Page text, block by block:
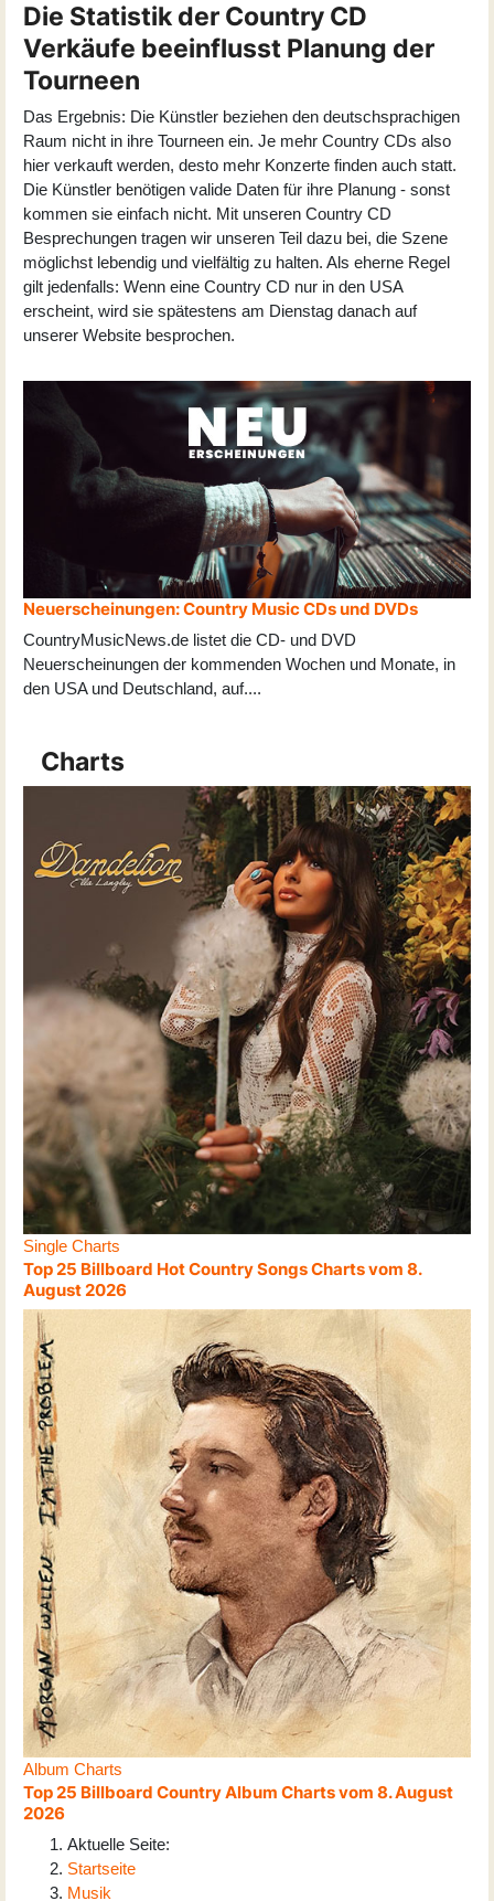
Die Statistik der Country CD
Verkäufe beeinflusst Planung der
Tourneen
Das Ergebnis: Die Künstler beziehen den deutschsprachigen
Raum nicht in ihre Tourneen ein. Je mehr Country CDs also
hier verkauft werden, desto mehr Konzerte finden auch statt.
Die Künstler benötigen valide Daten für ihre Planung - sonst
kommen sie einfach nicht. Mit unseren Country CD
Besprechungen tragen wir unseren Teil dazu bei, die Szene
möglichst lebendig und vielfältig zu halten. Als eherne Regel
gilt jedenfalls: Wenn eine Country CD nur in den USA
erscheint, wird sie spätestens am Dienstag danach auf
unserer Website besprochen.
Neuerscheinungen: Country Music CDs und DVDs
CountryMusicNews.de listet die CD- und DVD
Neuerscheinungen der kommenden Wochen und Monate, in
den USA und Deutschland, auf....
Charts
Single Charts
Top 25 Billboard Hot Country Songs Charts vom 8.
August 2026
Album Charts
Top 25 Billboard Country Album Charts vom 8. August
2026
Aktuelle Seite:
Startseite
Musik